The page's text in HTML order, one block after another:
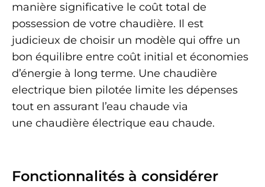
manière significative le coût total de
possession de votre chaudière. Il est
judicieux de choisir un modèle qui offre un
bon équilibre entre coût initial et économies
d’énergie à long terme. Une chaudière
electrique bien pilotée limite les dépenses
tout en assurant l’eau chaude via
une chaudière électrique eau chaude.
Fonctionnalités à considérer